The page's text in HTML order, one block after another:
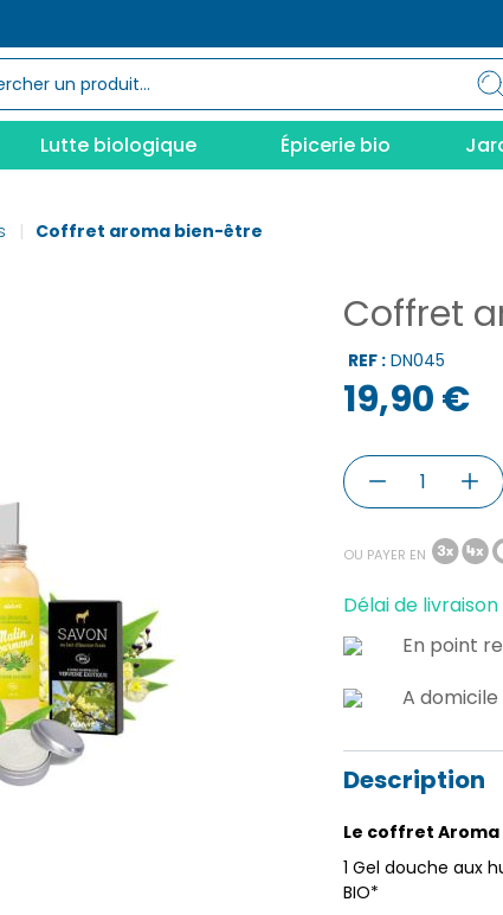
Lutte biologique Épicerie bio
Coffret aroma bien-être
Coffret
REF : DN045
19,90 €
OU PAYER EN
Délai de livraison
En point
A domicile
Description
Le coffret
1 Gel douche aux
BIO*